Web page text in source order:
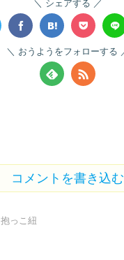
シェアする
おうようをフォローする
コメントを書き込む
抱っこ紐